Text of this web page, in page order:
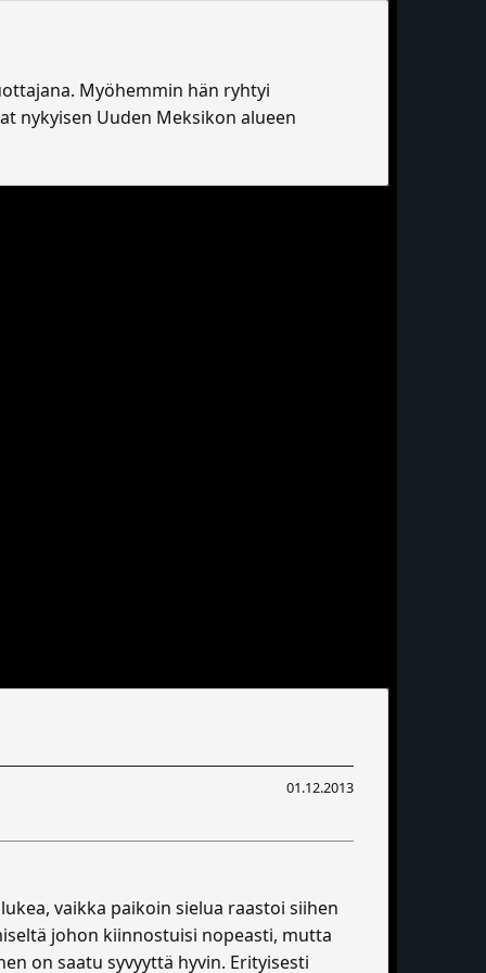
Myöhemmin hän ryhtyi
nykyisen Uuden Meksikon alueen
01.12.2013
vaikka paikoin sielua raastoi siihen
johon kiinnostuisi nopeasti, mutta
on saatu syvyyttä hyvin. Erityisesti